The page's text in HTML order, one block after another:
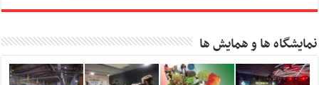
نمایشگاه ها و همایش ها